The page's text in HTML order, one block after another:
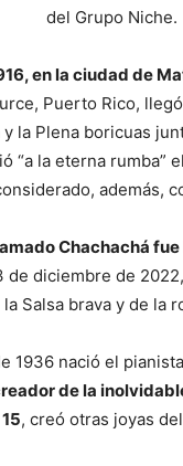
del Grupo Niche.
en la ciudad de
Puerto Rico,
la Plena boricuas
“a la eterna rumba”
además,
Chachachá
de diciembre de
Salsa brava y de la
1936 nació el
de la
, creó otras joyas